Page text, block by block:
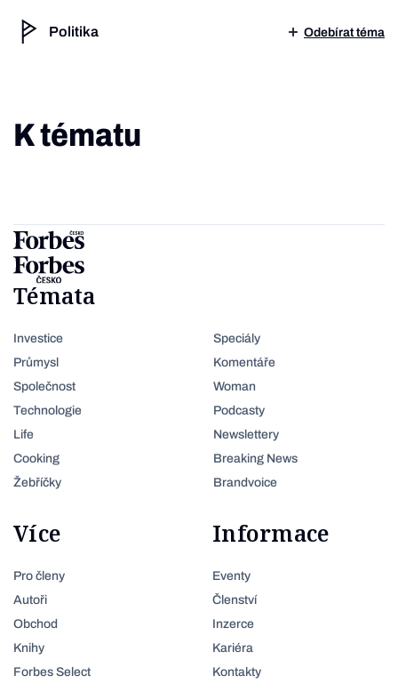
Politika Odebírat téma
K tématu
Témata
Investice
Průmysl
Společnost
Technologie
Life
Cooking
Žebříčky
Speciály
Komentáře
Woman
Podcasty
Newslettery
Breaking News
Brandvoice
Více
Pro členy
Autoři
Obchod
Knihy
Forbes Select
Informace
Eventy
Členství
Inzerce
Kariéra
Kontakty